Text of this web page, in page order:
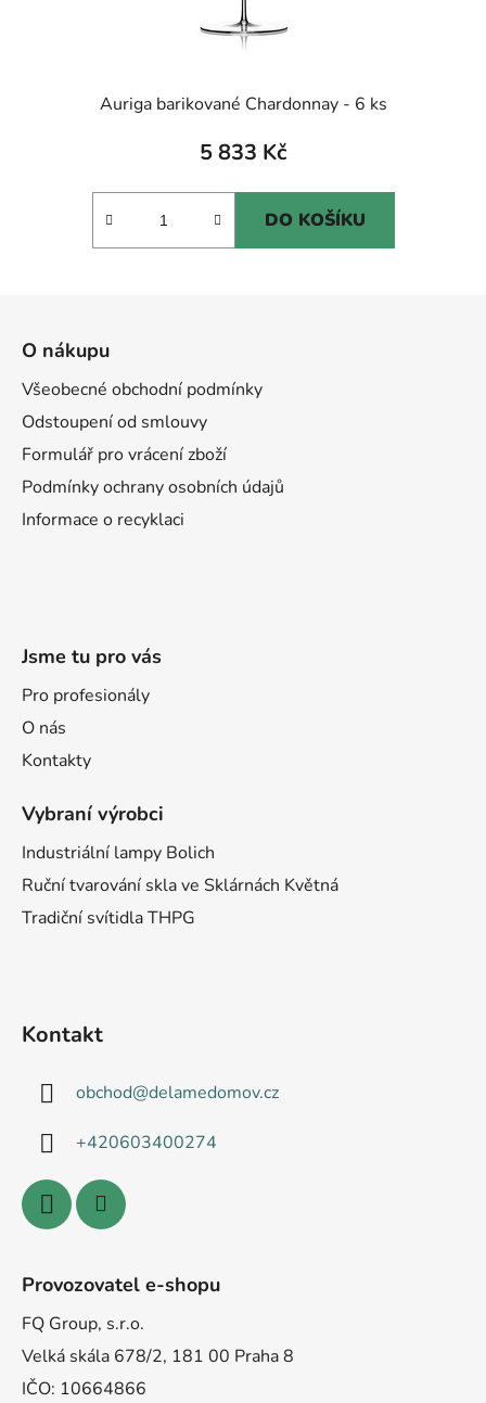
Auriga barikované Chardonnay - 6 ks
5 833 Kč
DO KOŠÍKU
O nákupu
Všeobecné obchodní podmínky
Odstoupení od smlouvy
Formulář pro vrácení zboží
Podmínky ochrany osobních údajů
Informace o recyklaci
Jsme tu pro vás
Pro profesionály
O nás
Kontakty
Vybraní výrobci
Industriální lampy Bolich
Ruční tvarování skla ve Sklárnách Květná
Tradiční svítidla THPG
Kontakt
obchod@delamedomov.cz
+420603400274
Provozovatel e-shopu
FQ Group, s.r.o.
Velká skála 678/2, 181 00 Praha 8
IČO: 10664866